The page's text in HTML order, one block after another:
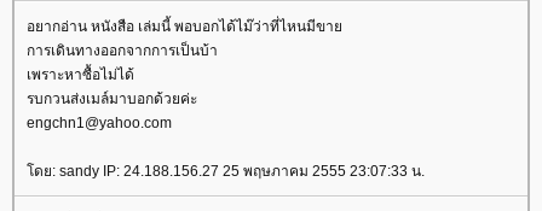
อยากอ่าน หนังสือ เล่มนี้ พอบอกได้ไม๊ว่าที่ไหนมีขา
การเดินทางออกจากการเป็นบ้า
เพราะหาซื้อไม่ได้
รบกวนส่งเมล์มาบอกด้วยค่ะ
engchn1@yahoo.com
ดย: sandy IP: 24.188.156.27 25 พฤษภาคม 2555 23:07:33 น.